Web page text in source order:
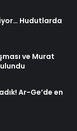
Hudutlarda
ve Murat
Ar-Ge’de en